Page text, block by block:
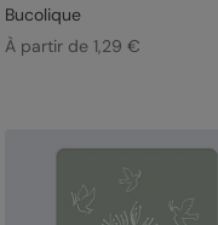
Bucolique
À partir de 1,29 €